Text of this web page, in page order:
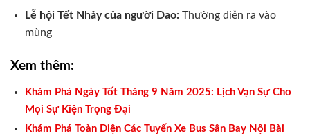
Lễ hội Tết Nhảy của người Dao:Thường diễn ra vào
mùng
Xem thêm:
Khám Phá Ngày Tốt Tháng 9 Năm 2025: Lịch Vạn Sự Cho
Mọi Sự Kiện Trọng Đại
Khám Phá Toàn Diện Các Tuyến Xe Bus Sân Bay Nội Bài